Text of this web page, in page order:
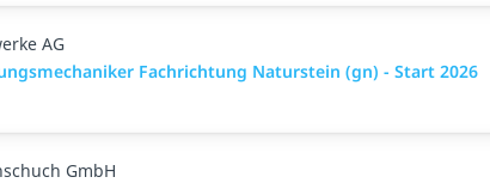
AG
Fachrichtung Naturstein (gn) - Start 2026
GmbH